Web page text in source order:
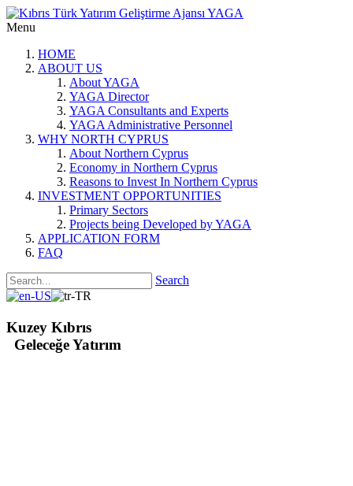
Menu
HOME
ABOUT US
About YAGA
YAGA Director
YAGA Consultants and Experts
YAGA Administrative Personnel
WHY NORTH CYPRUS
About Northern Cyprus
Economy in Northern Cyprus
Reasons to Invest In Northern Cyprus
INVESTMENT OPPORTUNITIES
Primary Sectors
Projects being Developed by YAGA
APPLICATION FORM
FAQ
Search
Kuzey Kıbrıs
Geleceğe Yatırım